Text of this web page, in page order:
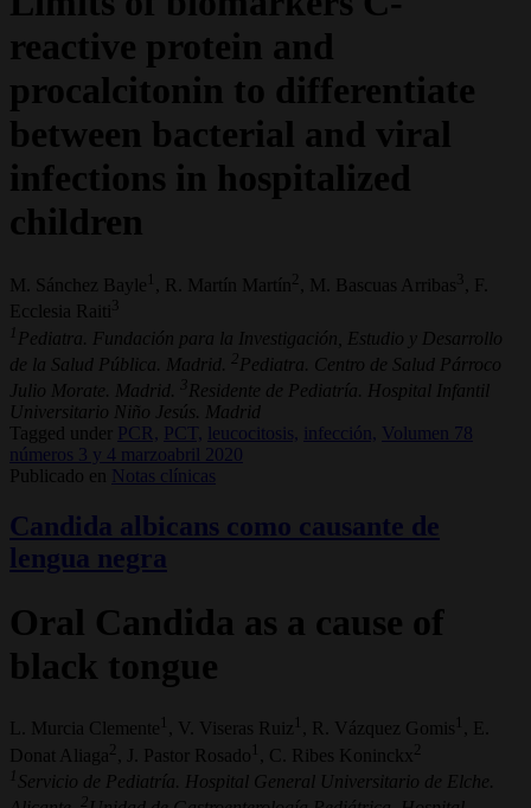
reactive protein and
procalcitonin to differentiate
between bacterial and viral
infections in hospitalized
children
M. Sánchez Bayle 1 , R. Martín Martín , M. Bascuas Arribas 3
, F.
Ecclesia Raiti
3
1 Pediatra. Fundación para la Investigación, Estudio y Desarrollo
de la Salud Pública. Madrid.
2 Pediatra. Centro de Salud Párroco
Julio Morate. Madrid.
3 Residente de Pediatría. Hospital Infantil
Universitario Niño Jesús. Madrid
Tagged under
PCR, PCT, leucocitosis, infección,
Volumen 78
números 3 y 4 marzoabril 2020
Publicado en
Notas clínicas
Candida albicans como causante de
lengua negra
Oral Candida as a cause of
black tongue
L. Murcia Clemente 1 , V. Viseras Ruiz 1 , R. Vázquez Gomis 1
, E.
Donat Aliaga
, J. Pastor Rosado 1 , C. Ribes Koninckx
1 Servicio de Pediatría. Hospital General Universitario de Elche.
2